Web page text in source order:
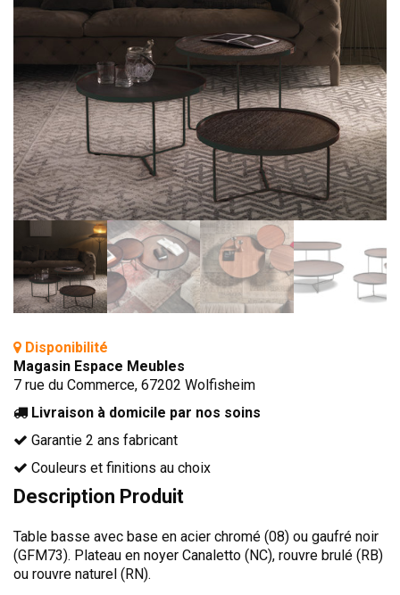
BIBLIOTHÈQUE
TABLE BASSE
FAUTEUILS
CANAPÉS
SALLES À MANGER
CHAISES
TABLES
BAHUT
LITERIE
CONVERTIBLE
LITS RELEVABLES
CADRES DE LIT
TÊTES DE LITS
LITS FIXES
MEUBLES DE COMPLÉMENT
TAPIS
MIROIRS
PETITS MEUBLES
Disponibilité
Magasin Espace Meubles
7 rue du Commerce, 67202 Wolfisheim
Livraison à domicile par nos soins
Garantie 2 ans fabricant
Couleurs et finitions au choix
Description Produit
Table basse avec base en acier chromé (08) ou gaufré noir
(GFM73). Plateau en noyer Canaletto (NC), rouvre brulé (RB)
ou rouvre naturel (RN).